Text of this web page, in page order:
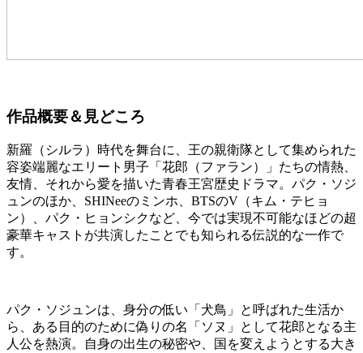
作品概要＆見どころ
新羅（シルラ）時代を舞台に、王の親衛隊として集められた
容姿端麗なエリート男子「花郎（ファラン）」たちの情熱、
友情、それから愛を描いた青春王宮歴史ドラマ。パク・ソジ
ュンのほか、SHINeeのミンホ、BTSのV（キム・テヒョ
ン）、パク・ヒョンシクなど、今では実現不可能なほどの超
豪華キャストが共演したことでも知られる伝説的な一作で
す。
パク・ソジュンは、身分の低い「犬鳥」と呼ばれた生活か
ら、ある目的のために偽りの名「ソヌ」として花郎となる主
人公を熱演。自身の出生の秘密や、国を変えようとする大き